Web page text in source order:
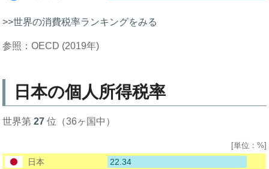
>>世界の消費税率ランキングをみる
参照：OECD (2019年)
日本の個人所得税率
世界第27 位（36ヶ国中）
[単位：%]
日本
22.34